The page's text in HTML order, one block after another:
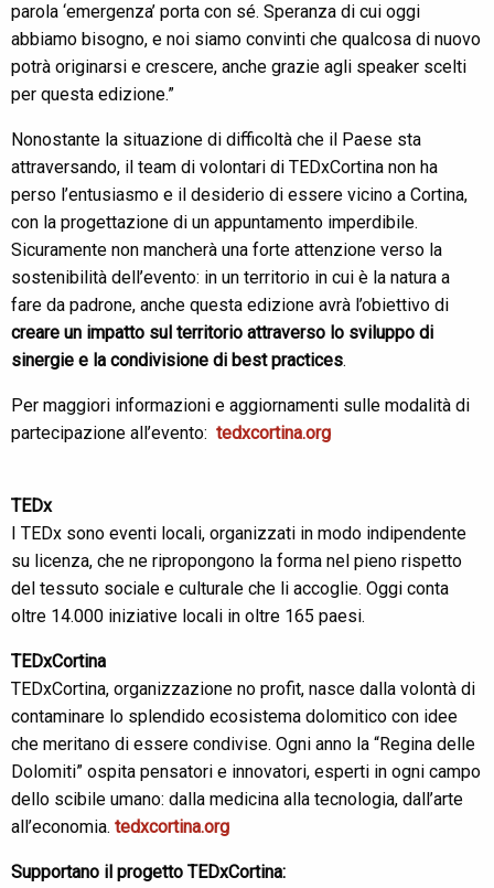
parola ‘emergenza’ porta con sé. Speranza di cui oggi
abbiamo bisogno, e noi siamo convinti che qualcosa di nuovo
potrà originarsi e crescere, anche grazie agli speaker scelti
per questa edizione.”
Nonostante la situazione di difficoltà che il Paese sta
attraversando, il team di volontari di TEDxCortina non ha
perso l’entusiasmo e il desiderio di essere vicino a Cortina,
con la progettazione di un appuntamento imperdibile.
Sicuramente non mancherà una forte attenzione verso la
sostenibilità dell’evento: in un territorio in cui è la natura a
fare da padrone, anche questa edizione avrà l’obiettivo di
creare un impatto sul territorio attraverso lo sviluppo di
sinergie e la condivisione di best practices.
Per maggiori informazioni e aggiornamenti sulle modalità di
partecipazione all’evento: tedxcortina.org
TEDx
I TEDx sono eventi locali, organizzati in modo indipendente
su licenza, che ne ripropongono la forma nel pieno rispetto
del tessuto sociale e culturale che li accoglie. Oggi conta
oltre 14.000 iniziative locali in oltre 165 paesi.
TEDxCortina
TEDxCortina, organizzazione no profit, nasce dalla volontà di
contaminare lo splendido ecosistema dolomitico con idee
che meritano di essere condivise. Ogni anno la “Regina delle
Dolomiti” ospita pensatori e innovatori, esperti in ogni campo
dello scibile umano: dalla medicina alla tecnologia, dall’arte
all’economia. tedxcortina.org
Supportano il progetto TEDxCortina: